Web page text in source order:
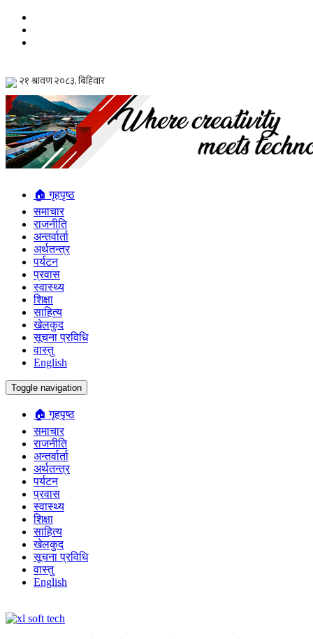
🏠 गृहपृष्ठ
समाचार
राजनीति
अन्तर्वार्ता
अर्थतन्त्र
पर्यटन
प्रवास
स्वास्थ्य
शिक्षा
साहित्य
खेलकुद
सूचना प्रविधि
वास्तु
English
Toggle navigation
🏠 गृहपृष्ठ
समाचार
राजनीति
अन्तर्वार्ता
अर्थतन्त्र
पर्यटन
प्रवास
स्वास्थ्य
शिक्षा
साहित्य
खेलकुद
सूचना प्रविधि
वास्तु
English